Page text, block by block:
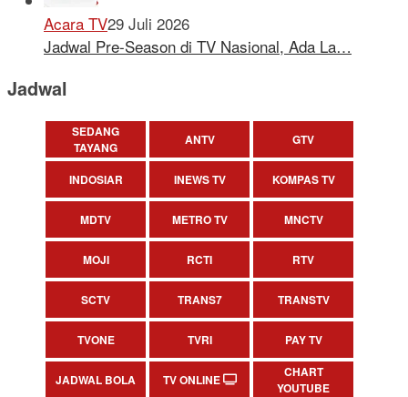
Acara TV29 Juli 2026
Jadwal Pre-Season di TV Nasional, Ada La…
Jadwal
SEDANG
TAYANG
ANTV GTV
INDOSIAR INEWS TV KOMPAS TV
MDTV METRO TV MNCTV
MOJI RCTI RTV
SCTV TRANS7 TRANSTV
TVONE TVRI PAY TV
JADWAL BOLA TV ONLINE
CHART
YOUTUBE